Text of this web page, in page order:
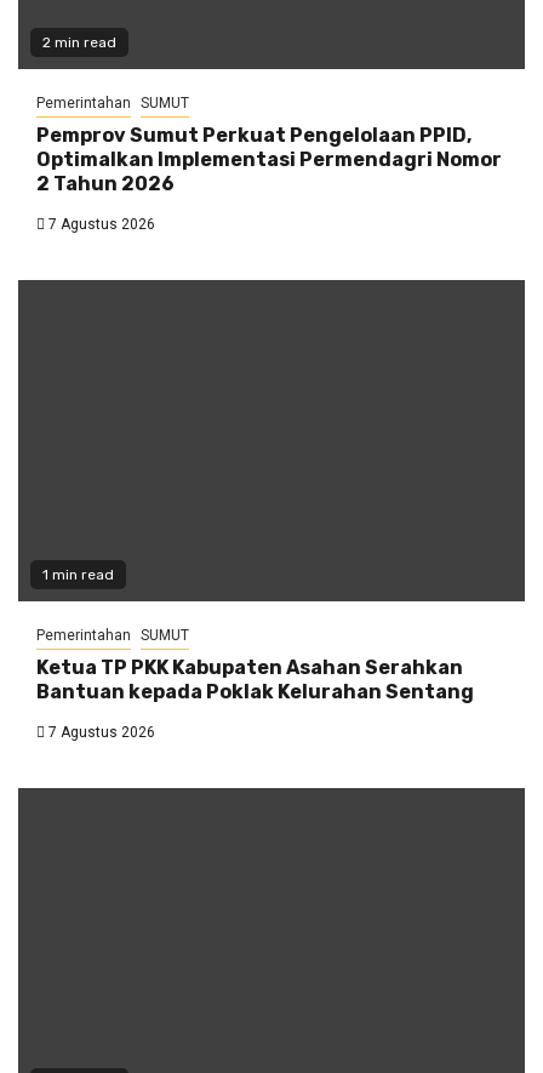
2 min read
Pemerintahan SUMUT
Pemprov Sumut Perkuat Pengelolaan PPID,
Optimalkan Implementasi Permendagri Nomor
2 Tahun 2026
7 Agustus 2026
1 min read
Pemerintahan SUMUT
Ketua TP PKK Kabupaten Asahan Serahkan
Bantuan kepada Poklak Kelurahan Sentang
7 Agustus 2026